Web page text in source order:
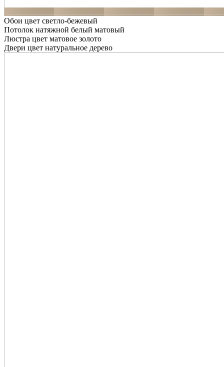
Обои цвет светло-бежевый
Потолок натяжной белый матовый
Люстра цвет матовое золото
Двери цвет натуральное дерево